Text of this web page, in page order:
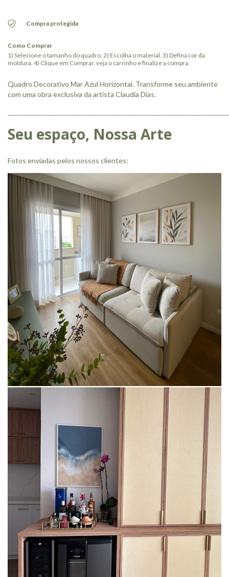
Compra protegida
Como Comprar
1) Selecione o tamanho do quadro. 2) Escolha o material. 3) Defina cor da
moldura. 4) Clique em Comprar, veja o carrinho e finalize a compra.
Quadro Decorativo Mar Azul Horizontal. Transforme seu ambiente
com uma obra exclusiva da artista Claudia Dias.
Seu espaço, Nossa Arte
Fotos enviadas pelos nossos clientes: